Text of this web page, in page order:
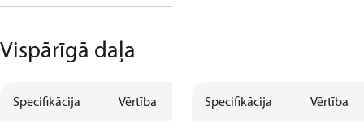
Vispārīgā daļa
Specifikācija Vērtība Specifikācija Vērtība